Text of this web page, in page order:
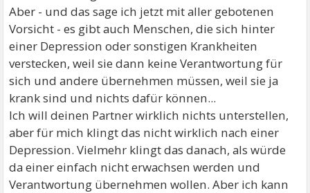
Aber - und das sage ich jetzt mit aller gebotenen
Vorsicht - es gibt auch Menschen, die sich hinter
einer Depression oder sonstigen Krankheiten
verstecken, weil sie dann keine Verantwortung für
sich und andere übernehmen müssen, weil sie ja
krank sind und nichts dafür können...
Ich will deinen Partner wirklich nichts unterstellen,
aber für mich klingt das nicht wirklich nach einer
Depression. Vielmehr klingt das danach, als würde
da einer einfach nicht erwachsen werden und
Verantwortung übernehmen wollen. Aber ich kann